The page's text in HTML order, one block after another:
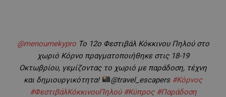
@menoumekyproΤο 12ο Φεστιβάλ Κόκκινου Πηλού στο
χωριό Κόρνο πραγματοποιήθηκε στις 18-19
Οκτωβρίου, γεμίζοντας το χωριό με παράδοση, τέχνη
και δημιουργικότητα!
@travel_escapers #Κόρνος
#ΦεστιβάλΚόκκινουΠηλού #Κύπρος #Παράδοση